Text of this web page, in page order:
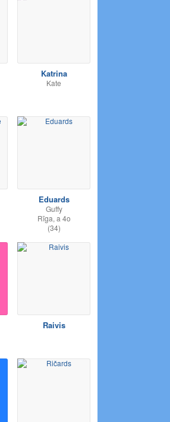
Katrina
Kate
Eduards
Guffy
Rīga, a 4o
(34)
Raivis